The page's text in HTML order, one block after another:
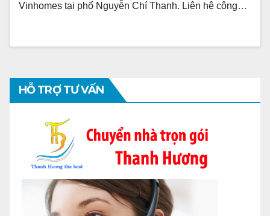
Vinhomes tại phố Nguyễn Chí Thanh. Liên hệ công…
HỖ TRỢ TƯ VẤN